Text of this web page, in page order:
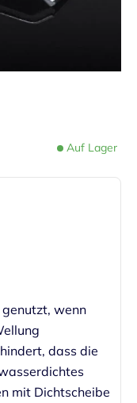
Auf Lager
wenn
dass die
mit Dichtscheibe